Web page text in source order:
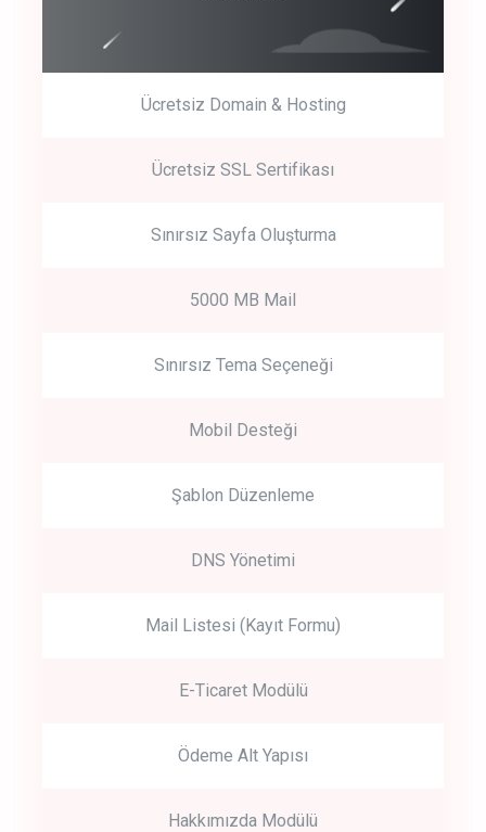
Get Started
Start by trying our service for 30 days free trial no credit card
Ücretsiz Domain & Hosting
Ücretsiz SSL Sertifikası
Sınırsız Sayfa Oluşturma
5000 MB Mail
Sınırsız Tema Seçeneği
Mobil Desteği
Şablon Düzenleme
DNS Yönetimi
Mail Listesi (Kayıt Formu)
E-Ticaret Modülü
Ödeme Alt Yapısı
Hakkımızda Modülü